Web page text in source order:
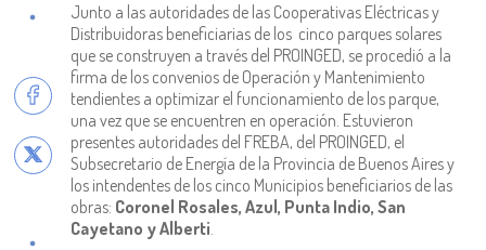
Junto a las autoridades de las Cooperativas Eléctricas y
Distribuidoras beneficiarias de los cinco parques solares
que se construyen a través del PROINGED, se procedió a la
firma de los convenios de Operación y Mantenimiento
tendientes a optimizar el funcionamiento de los parque,
una vez que se encuentren en operación. Estuvieron
presentes autoridades del FREBA, del PROINGED, el
Subsecretario de Energía de la Provincia de Buenos Aires y
los intendentes de los cinco Municipios beneficiarios de las
obras: Coronel Rosales, Azul, Punta Indio, San
Cayetano y Alberti.